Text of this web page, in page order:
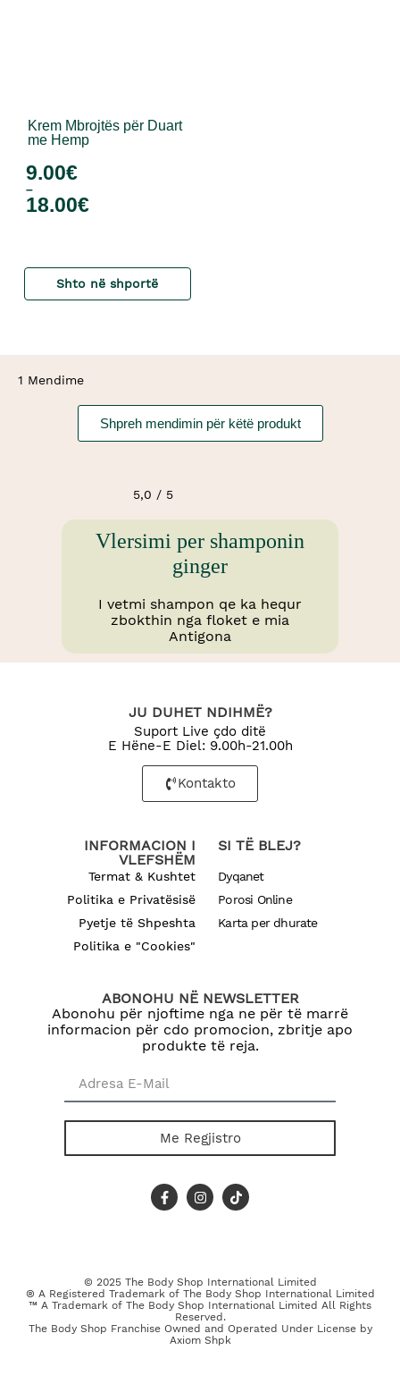
Krem Mbrojtës për Duart
me Hemp
9.00€
–
18.00€
Shto në shportë
1 Mendime
Shpreh mendimin për këtë produkt
5,0 / 5
Vlersimi per shamponin
ginger
I vetmi shampon qe ka hequr
zbokthin nga floket e mia
Antigona
JU DUHET NDIHMË?
Suport Live çdo ditë
E Hëne-E Diel: 9.00h-21.00h
Kontakto
INFORMACION I
VLEFSHËM
Termat & Kushtet
Politika e Privatësisë
Pyetje të Shpeshta
Politika e "Cookies"
SI TË BLEJ?
Dyqanet
Porosi Online
Karta per dhurate
ABONOHU NË NEWSLETTER
Abonohu për njoftime nga ne për të marrë
informacion për cdo promocion, zbritje apo
produkte të reja.
Me Regjistro
© 2025 The Body Shop International Limited
® A Registered Trademark of The Body Shop International Limited
™ A Trademark of The Body Shop International Limited All Rights
Reserved.
The Body Shop Franchise Owned and Operated Under License by
Axiom Shpk